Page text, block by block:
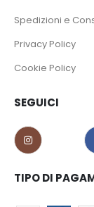
Spedizioni e
Privacy Policy
Cookie Policy
SEGUICI
TIPO DI